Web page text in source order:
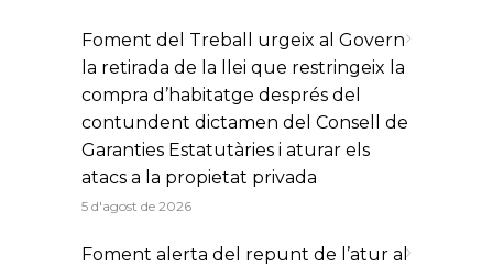
Foment del Treball urgeix al Govern
la retirada de la llei que restringeix la
compra d’habitatge després del
contundent dictamen del Consell de
Garanties Estatutàries i aturar els
atacs a la propietat privada
5 d'agost de 2026
Foment alerta del repunt de l’atur al